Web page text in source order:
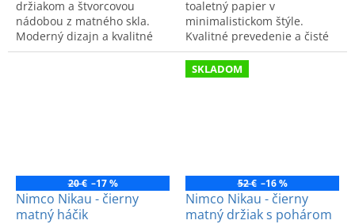
držiakom a štvorcovou
nádobou z matného skla.
Moderný dizajn a kvalitné
materiály. Štýlový doplnok
toaletný papier v
minimalistickom štýle.
Kvalitné prevedenie a čisté
línie pre modernú toaletu.
20 € –17 %
Nimco Nikau - čierny
matný háčik
SKLADOM
52 € –16 %
Nimco Nikau - čierny
matný držiak s pohárom